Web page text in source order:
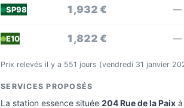
SP98 1,932 € —
E10 1,822 € —
Prix relevés il y a 551 jours (vendredi 31 janvier
SERVICES PROPOSÉS
La station essence située 204 Rue de la Paix